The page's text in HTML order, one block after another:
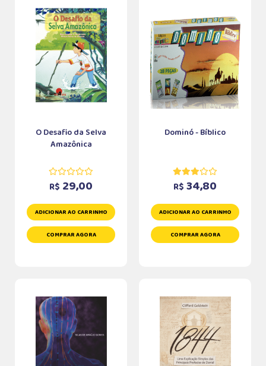
O Desafio da Selva
Amazônica
R$ 29,00
ADICIONAR AO CARRINHO
COMPRAR AGORA
Dominó - Bíblico
R$ 34,80
ADICIONAR AO CARRINHO
COMPRAR AGORA